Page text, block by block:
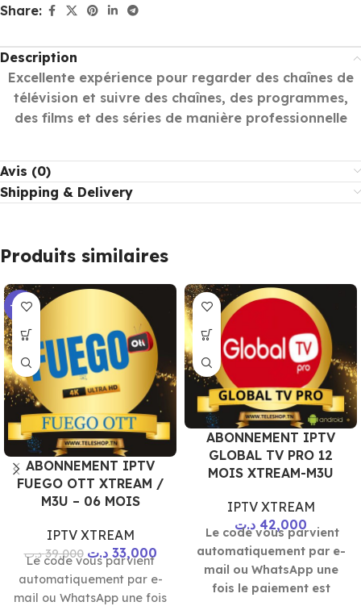
Share:
Description
Excellente expérience pour regarder des chaînes de
télévision et suivre des chaînes, des programmes,
des films et des séries de manière professionnelle
Avis (0)
Shipping & Delivery
Produits similaires
-15%
ABONNEMENT IPTV
FUEGO OTT XTREAM /
M3U – 06 MOIS
IPTV XTREAM
39,000 د.ت 33,000 د.ت
Le code vous parvient
automatiquement par e-
mail ou WhatsApp une fois
ABONNEMENT IPTV
GLOBAL TV PRO 12
MOIS XTREAM-M3U
IPTV XTREAM
42,000 د.ت
Le code vous parvient
automatiquement par e-
mail ou WhatsApp une
fois le paiement est